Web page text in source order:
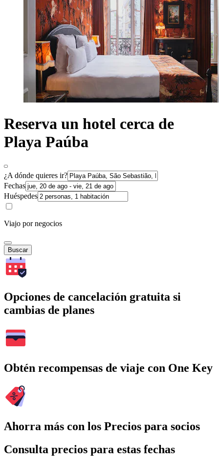
Reserva un hotel cerca de
Playa Paúba
¿A dónde quieres ir?
Fechas
Huéspedes
Viajo por negocios
Buscar
Opciones de cancelación gratuita si
cambias de planes
Obtén recompensas de viaje con One Key
Ahorra más con los Precios para socios
Consulta precios para estas fechas